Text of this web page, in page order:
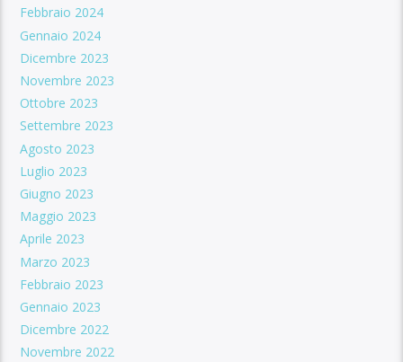
Febbraio 2024
Gennaio 2024
Dicembre 2023
Novembre 2023
Ottobre 2023
Settembre 2023
Agosto 2023
Luglio 2023
Giugno 2023
Maggio 2023
Aprile 2023
Marzo 2023
Febbraio 2023
Gennaio 2023
Dicembre 2022
Novembre 2022